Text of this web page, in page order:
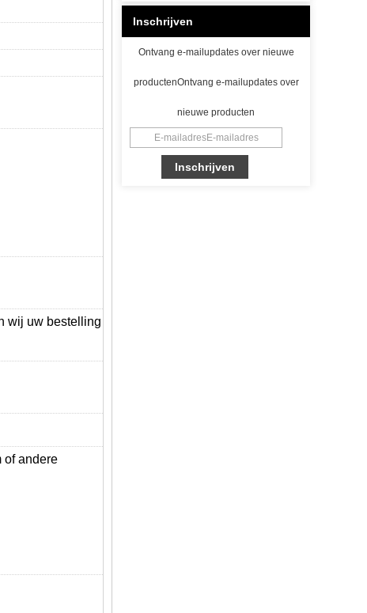
Inschrijven
Ontvang e-mailupdates over nieuwe
productenOntvang e-mailupdates over
nieuwe producten
wij uw bestelling
of andere